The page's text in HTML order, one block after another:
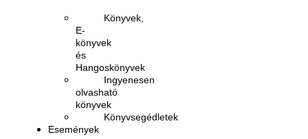
Könyvek,
E-
könyvek
és
Hangoskönyvek
Ingyenesen
olvasható
könyvek
Könyvsegédletek
Események